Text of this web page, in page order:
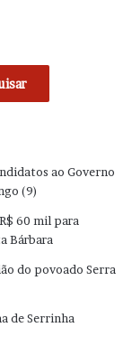
ao Governo
(9)
60 mil para
Bárbara
do povoado Serra
de Serrinha